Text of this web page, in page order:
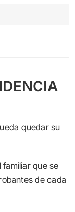
quedar su
que se
de cada